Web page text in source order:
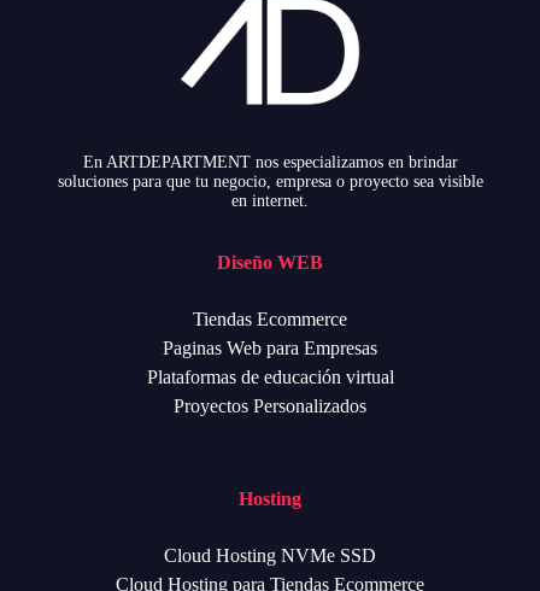
En ARTDEPARTMENT nos especializamos en brindar
soluciones para que tu negocio, empresa o proyecto sea visible
en internet.
Diseño WEB
Tiendas Ecommerce
Paginas Web para Empresas
Plataformas de educación virtual
Proyectos Personalizados
Hosting
Cloud Hosting NVMe SSD
Cloud Hosting para Tiendas Ecommerce